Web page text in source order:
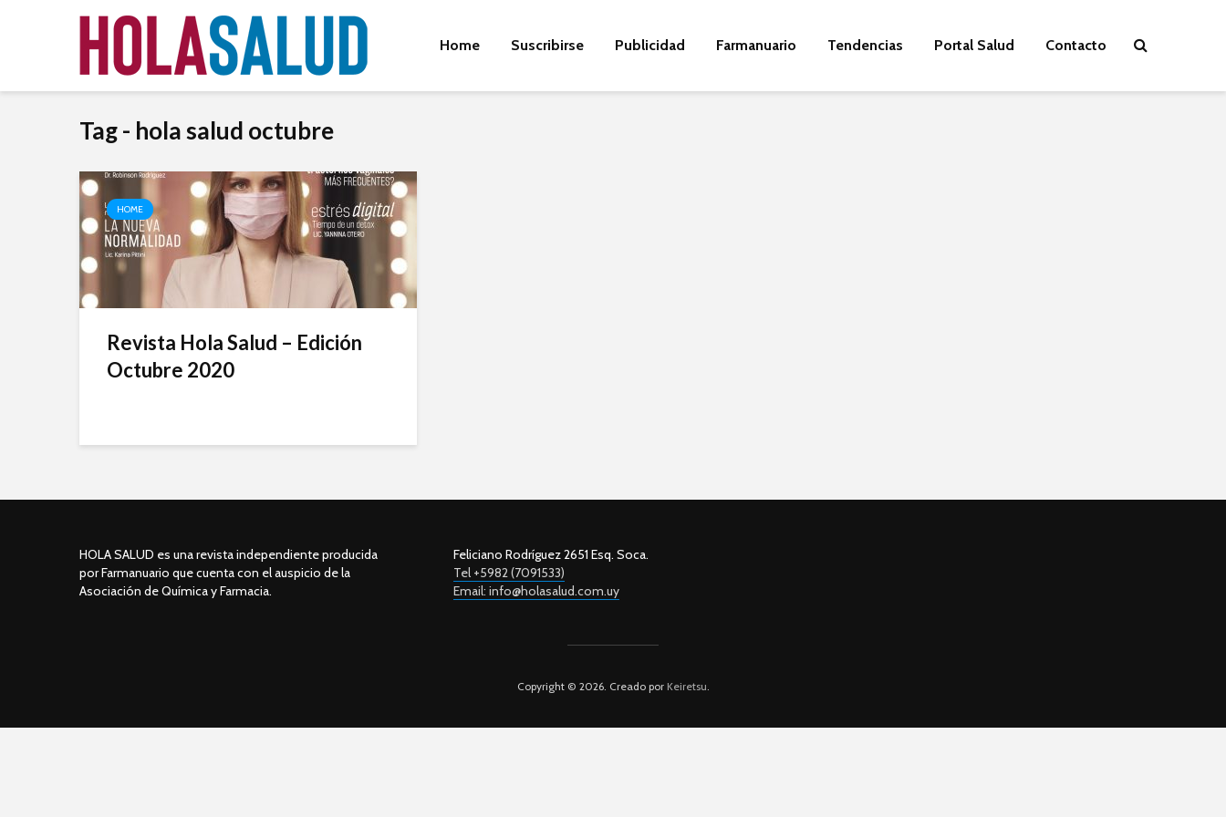
Home Suscribirse Publicidad Farmanuario Tendencias Portal Salud Contacto
Tag - hola salud octubre
HOME
Revista Hola Salud – Edición
Octubre 2020
HOLA SALUD es una revista independiente producida
por Farmanuario que cuenta con el auspicio de la
Asociación de Química y Farmacia.
Feliciano Rodríguez 2651 Esq. Soca.
Tel +5982 (7091533)
Email: info@holasalud.com.uy
Copyright © 2026. Creado porKeiretsu.